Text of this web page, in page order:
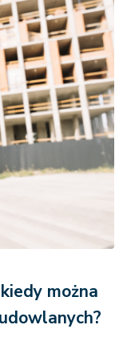
można